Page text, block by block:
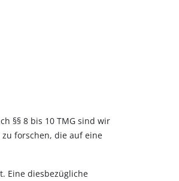
§§ 8 bis 10 TMG sind wir
forschen, die auf eine
Eine diesbezügliche